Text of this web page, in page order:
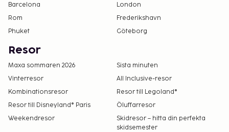
Barcelona
London
Rom
Frederikshavn
Phuket
Göteborg
Resor
Maxa sommaren 2026
Sista minuten
Vinterresor
All Inclusive-resor
Kombinationsresor
Resor till Legoland®
Resor till Disneyland® Paris
Öluffarresor
Weekendresor
Skidresor – hitta din perfekta
skidsemester